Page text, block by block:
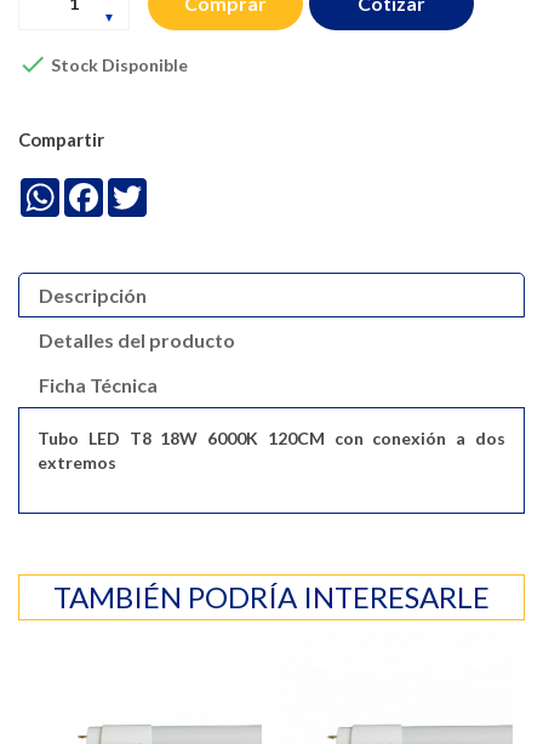
 Stock Disponible
Compartir
WhatsApp
Facebook
Descripción
Detalles del producto
Ficha Técnica
Tubo LED T8 18W 6000K 120CM con conexión a dos
extremos
TAMBIÉN PODRÍA INTERESARLE